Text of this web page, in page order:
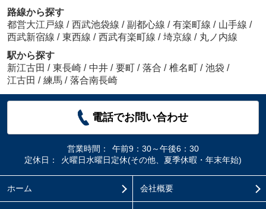
路線から探す
都営大江戸線 / 西武池袋線 / 副都心線 / 有楽町線 / 山手線 /
西武新宿線 / 東西線 / 西武有楽町線 / 埼京線 / 丸ノ内線
駅から探す
新江古田 / 東長崎 / 中井 / 要町 / 落合 / 椎名町 / 池袋 /
江古田 / 練馬 / 落合南長崎
電話でお問い合わせ
営業時間：
午前9：30～午後6：30
定休日：
火曜日水曜日定休(その他、夏季休暇・年末年始)
ホーム 会社概要